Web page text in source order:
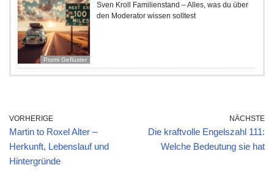
Promi Geflüster
Sven Kroll Familienstand – Alles, was du über
den Moderator wissen solltest
VORHERIGE
Martin to Roxel Alter –
Herkunft, Lebenslauf und
Hintergründe
NÄCHSTE
Die kraftvolle Engelszahl 111:
Welche Bedeutung sie hat